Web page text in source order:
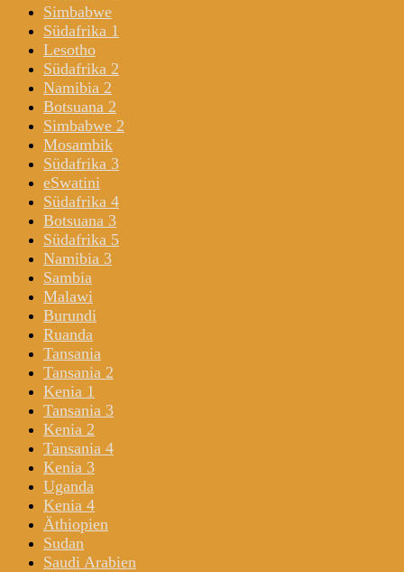
Simbabwe
Südafrika 1
Lesotho
Südafrika 2
Namibia 2
Botsuana 2
Simbabwe 2
Mosambik
Südafrika 3
eSwatini
Südafrika 4
Botsuana 3
Südafrika 5
Namibia 3
Sambia
Malawi
Burundi
Ruanda
Tansania
Tansania 2
Kenia 1
Tansania 3
Kenia 2
Tansania 4
Kenia 3
Uganda
Kenia 4
Äthiopien
Sudan
Saudi Arabien